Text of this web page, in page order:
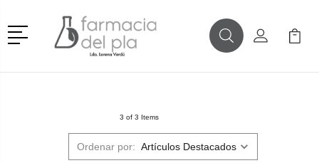
Menú
BuscarMi Cuenta
Mi
3 of 3 Items
Ordenar por: